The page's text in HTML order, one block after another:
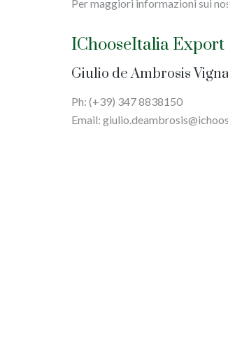
Per maggiori informazioni sui
IChooseItalia Export
Giulio de Ambrosis
Ph: (+39) 347 8838150
Email: